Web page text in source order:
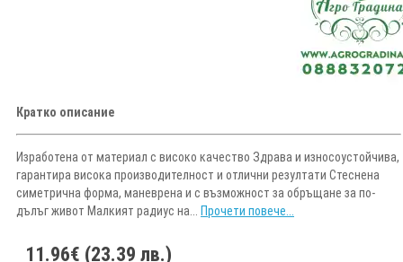
Кратко описание
Изработена от материал с високо качество Здрава и износоустойчива,
гарантира висока производителност и отлични резултати Стеснена
симетрична форма, маневрена и с възможност за обръщане за по-
дълъг живот Малкият радиус на... Прочети повече...
11.96€ (23.39 лв.)